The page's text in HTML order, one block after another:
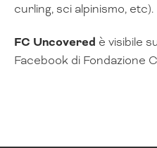
curling, sci alpinismo, etc).
FC Uncovered è visibile
Facebook di Fondazione